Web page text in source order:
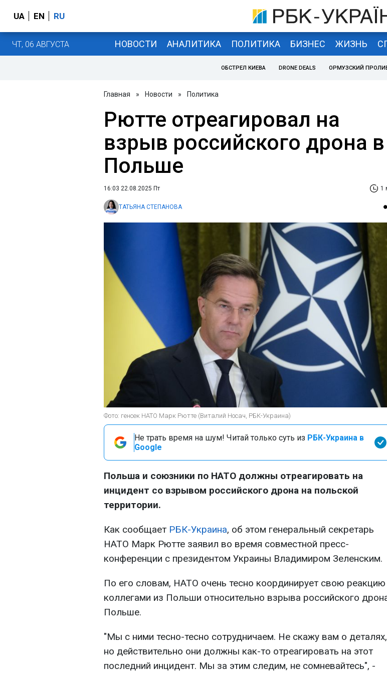
UA EN RU
ЧТ, 06 АВГУСТА НОВОСТИ АНАЛИТИКА ПОЛИТИКА БИЗНЕС ЖИЗНЬ
ОБСТРЕЛ КИЕВА DRONE DEALS ОРМУЗСКИЙ
Главная » Новости » Политика
Рютте отреагировал на
взрыв российского дрона в
Польше
16:03 22.08.2025 Пт 1
ТАТЬЯНА СТЕПАНОВА
Фото: генсек НАТО Марк Рютте (Виталий Носач, РБК-Украина)
Не трать время на шум! Читай только суть из РБК-Украина в
Google
Польша и союзники по НАТО должны отреагировать на
инцидент со взрывом российского дрона на польской
территории.
Как сообщает РБК-Украина, об этом генеральный секретарь
НАТО Марк Рютте заявил во время совместной пресс-
конференции с президентом Украины Владимиром Зеленским.
По его словам, НАТО очень тесно координирует свою
коллегами из Польши относительно взрыва российского
Польше.
"Мы с ними тесно-тесно сотрудничаем. Не скажу вам о деталях,
но действительно они должны как-то отреагировать на этот
последний инцидент. Мы за этим следим, не сомневайтесь", -